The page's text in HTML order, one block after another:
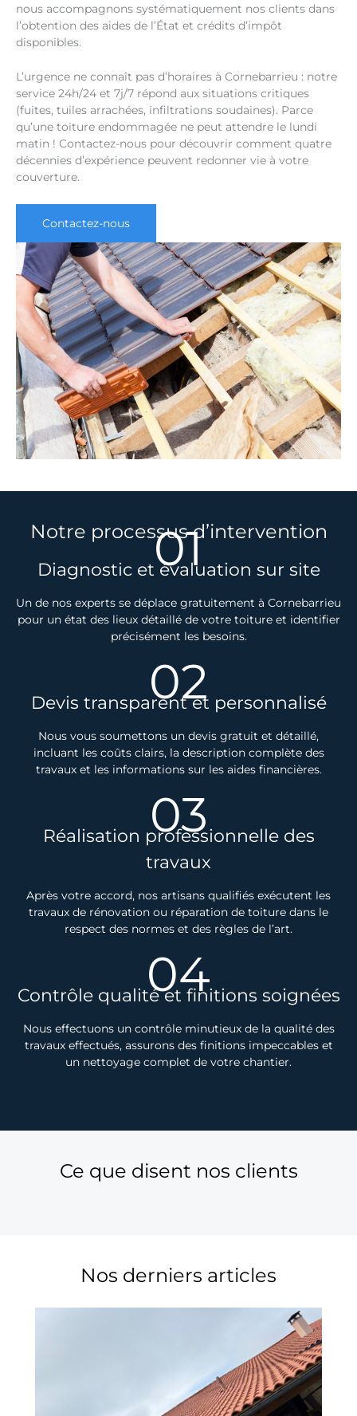
nous accompagnons systématiquement nos clients dans
l’obtention des aides de l’État et crédits d’impôt
disponibles.
L’urgence ne connaît pas d’horaires à Cornebarrieu : notre
service 24h/24 et 7j/7 répond aux situations critiques
(fuites, tuiles arrachées, infiltrations soudaines). Parce
qu’une toiture endommagée ne peut attendre le lundi
matin ! Contactez-nous pour découvrir comment quatre
décennies d’expérience peuvent redonner vie à votre
couverture.
Contactez-nous
Notre processus d’intervention
01
Diagnostic et évaluation sur site
Un de nos experts se déplace gratuitement à Cornebarrieu
pour un état des lieux détaillé de votre toiture et identifier
précisément les besoins.
02
Devis transparent et personnalisé
Nous vous soumettons un devis gratuit et détaillé,
incluant les coûts clairs, la description complète des
travaux et les informations sur les aides financières.
03
Réalisation professionnelle des
travaux
Après votre accord, nos artisans qualifiés exécutent les
travaux de rénovation ou réparation de toiture dans le
respect des normes et des règles de l’art.
04
Contrôle qualité et finitions soignées
Nous effectuons un contrôle minutieux de la qualité des
travaux effectués, assurons des finitions impeccables et
un nettoyage complet de votre chantier.
Ce que disent nos clients
Nos derniers articles